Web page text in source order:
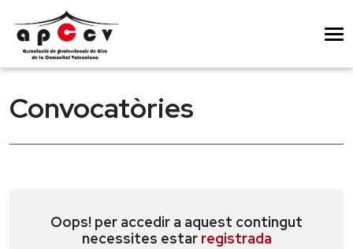
Convocatòries
Oops! per accedir a aquest contingut
necessites estar registrada